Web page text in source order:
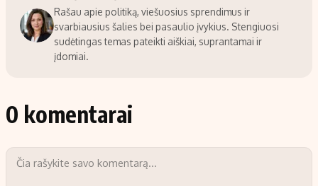
Rašau apie politiką, viešuosius sprendimus ir
svarbiausius šalies bei pasaulio įvykius. Stengiuosi
sudėtingas temas pateikti aiškiai, suprantamai ir
įdomiai.
0 komentarai